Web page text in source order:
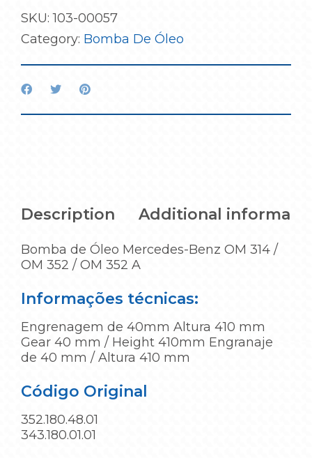
SKU:103-00057
Category: Bomba De Óleo
Description Additional
Bomba de Óleo Mercedes-Benz OM 314 /
OM 352 / OM 352 A
Informações técnicas:
Engrenagem de 40mm Altura 410 mm
Gear 40 mm / Height 410mm Engranaje
de 40 mm / Altura 410 mm
Código Original
352.180.48.01
343.180.01.01